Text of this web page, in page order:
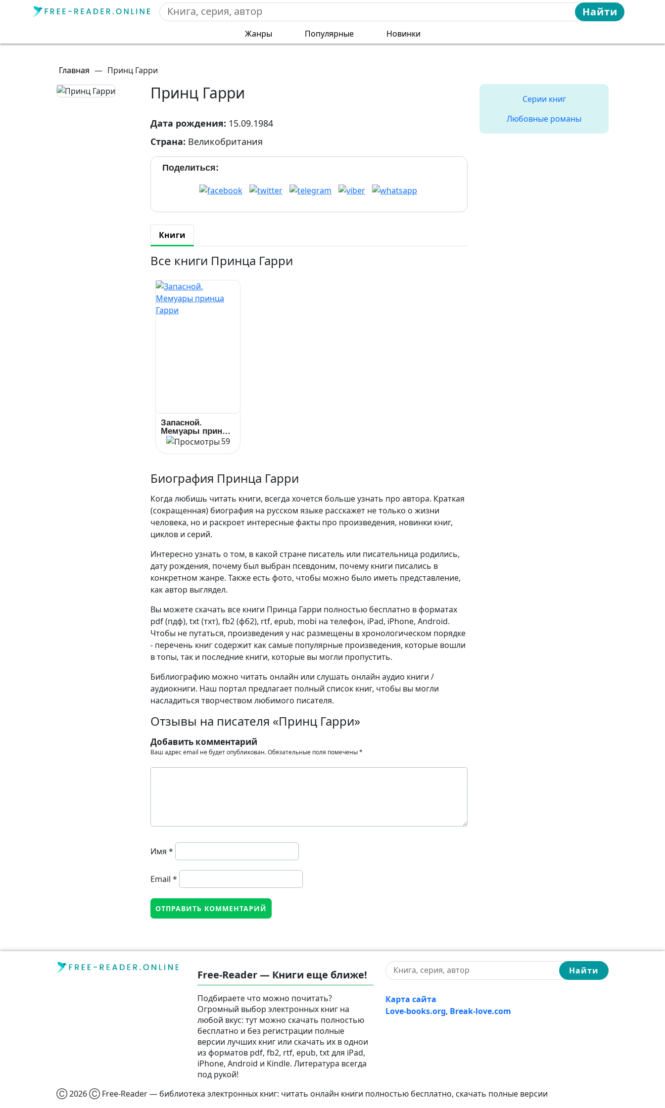
Найти
Жанры Популярные Новинки
Главная — Принц Гарри
Принц Гарри
Дата рождения: 15.09.1984
Страна: Великобритания
Поделиться:
Книги
Все книги Принца Гарри
Запасной.
Мемуары принца
Гарри
59
Биография Принца Гарри
Когда любишь читать книги, всегда хочется больше узнать про автора. Краткая
(сокращенная) биография на русском языке расскажет не только о жизни
человека, но и раскроет интересные факты про произведения, новинки книг,
циклов и серий.
Интересно узнать о том, в какой стране писатель или писательница родились,
дату рождения, почему был выбран псевдоним, почему книги писались в
конкретном жанре. Также есть фото, чтобы можно было иметь представление,
как автор выглядел.
Вы можете скачать все книги Принца Гарри полностью бесплатно в форматах
pdf (пдф), txt (тхт), fb2 (фб2), rtf, epub, mobi на телефон, iPad, iPhone, Android.
Чтобы не путаться, произведения у нас размещены в хронологическом порядке
- перечень книг содержит как самые популярные произведения, которые вошли
в топы, так и последние книги, которые вы могли пропустить.
Библиографию можно читать онлайн или слушать онлайн аудио книги /
аудиокниги. Наш портал предлагает полный список книг, чтобы вы могли
насладиться творчеством любимого писателя.
Отзывы на писателя «Принц Гарри»
Добавить комментарий
Ваш адрес email не будет опубликован.Обязательные поля помечены*
Имя *
Email *
Серии книг
Любовные романы
Free-Reader — Книги еще ближе!
Подбираете что можно почитать?
Огромный выбор электронных книг на
любой вкус: тут можно скачать полностью
бесплатно и без регистрации полные
версии лучших книг или скачать их в однои
из форматов pdf, fb2, rtf, epub, txt для iPad,
iPhone, Android и Kindle. Литература всегда
под рукой!
Найти
Карта сайта
Love-books.org, Break-love.com
Ⓒ 2026 Ⓒ Free-Reader — библиотека электронных книг: читать онлайн книги полностью бесплатно, скачать полные версии